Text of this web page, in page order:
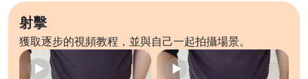
射擊
獲取逐步的視頻教程，並與自己一起拍攝場景。